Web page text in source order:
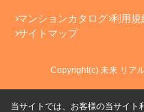
マンションカタログ 利用規
サイトマップ
Copyright(c) 未来 リア
当サイトでは、お客様の当サイト